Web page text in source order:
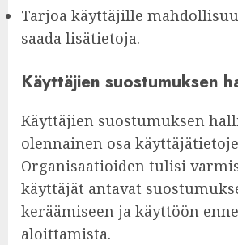
Tarjoa käyttäjille
saada lisätietoja.
Käyttäjien suostumuksen
Käyttäjien suostumuksen
olennainen osa
Organisaatioiden tulisi
käyttäjät antavat
keräämiseen ja käyttöön
aloittamista.